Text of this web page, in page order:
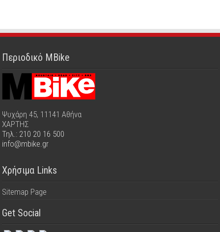
Περιοδικό MBike
Ψυχάρη 45, 11141 Αθήνα
ΧΑΡΤΗΣ
Τηλ.: 210 20 16 500
info@mbike.gr
Χρήσιμα Links
Sitemap Page
Get Social